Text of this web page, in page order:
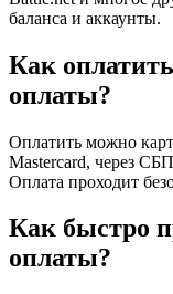
баланса и аккаунты.
Как
оплаты?
Оплатить можно
Mastercard, через
Оплата проходит
Как быстро
оплаты?